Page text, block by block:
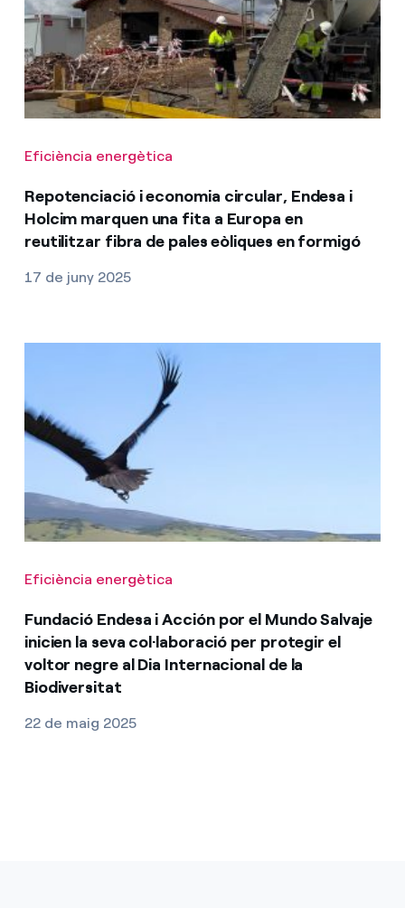
Eficiència energètica
Repotenciació i economia circular, Endesa i
Holcim marquen una fita a Europa en
reutilitzar fibra de pales eòliques en formigó
17 de juny 2025
Eficiència energètica
Fundació Endesa i Acción por el Mundo Salvaje
inicien la seva col·laboració per protegir el
voltor negre al Dia Internacional de la
Biodiversitat
22 de maig 2025